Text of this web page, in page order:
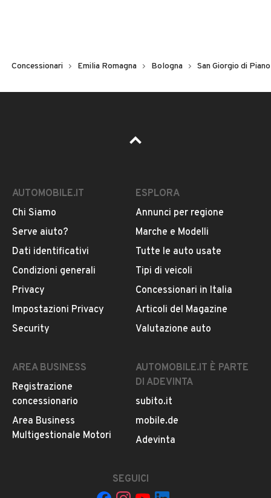
Concessionari Emilia Romagna Bologna San Giorgio di Piano
AUTOMOBILE.IT
Chi Siamo
Serve aiuto?
Dati identificativi
Condizioni generali
Privacy
Impostazioni Privacy
Security
ESPLORA
Annunci per regione
Marche e Modelli
Tutte le auto usate
Tipi di veicoli
Concessionari in Italia
Articoli del Magazine
Valutazione auto
AREA BUSINESS
Registrazione
concessionario
Area Business
Multigestionale Motori
AUTOMOBILE.IT È PARTE
DI ADEVINTA
subito.it
mobile.de
Adevinta
SEGUICI